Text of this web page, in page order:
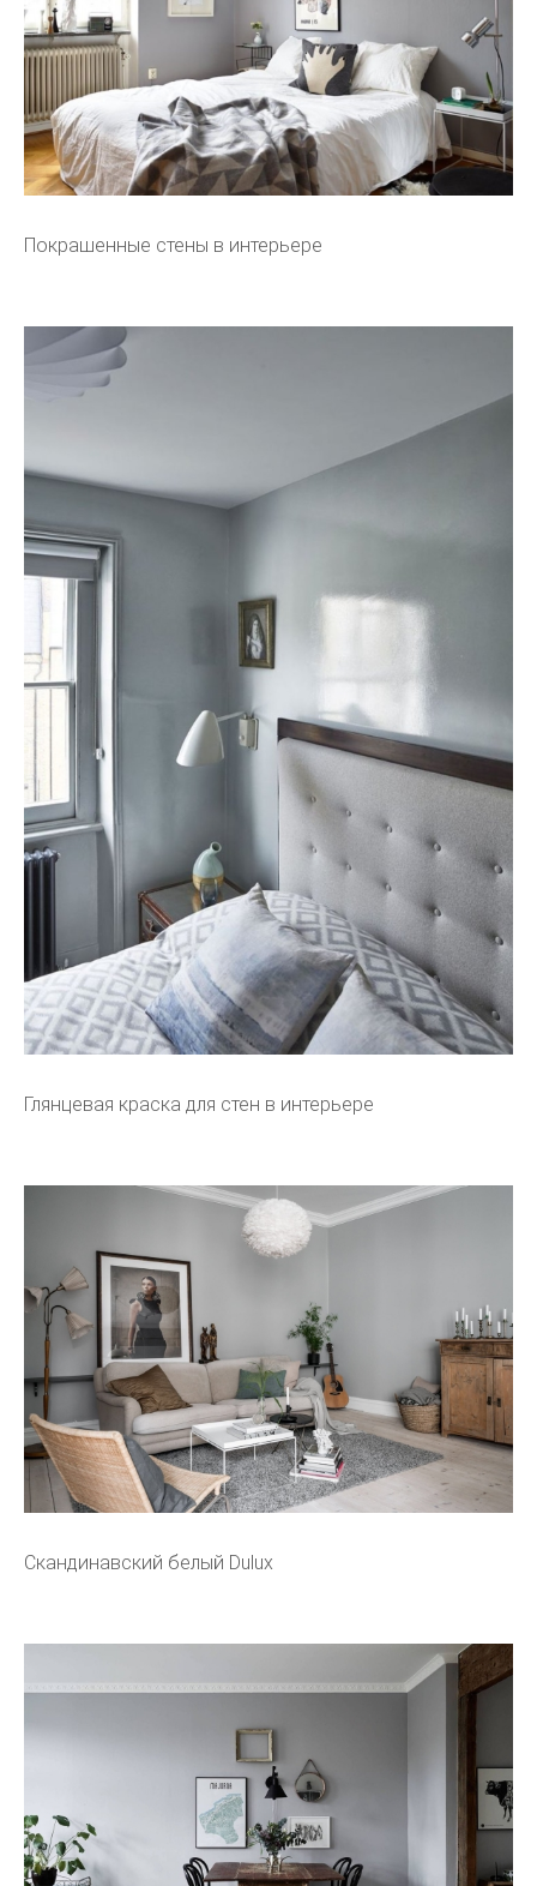
Покрашенные стены в интерьере
Глянцевая краска для стен в интерьере
Скандинавский белый Dulux